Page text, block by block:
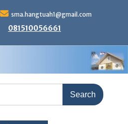
sma.hangtuah1@gmail.com
081510056661